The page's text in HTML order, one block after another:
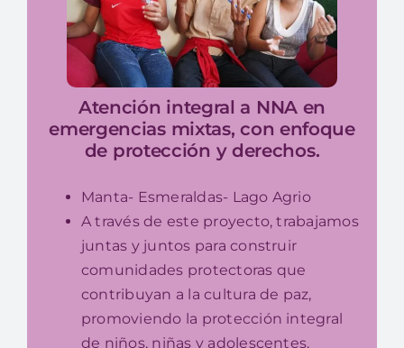
Atención integral a NNA en
emergencias mixtas, con enfoque
de protección y derechos.
Manta- Esmeraldas- Lago Agrio
A través de este proyecto, trabajamos
juntas y juntos para construir
comunidades protectoras que
contribuyan a la cultura de paz,
promoviendo la protección integral
de niños, niñas y adolescentes,